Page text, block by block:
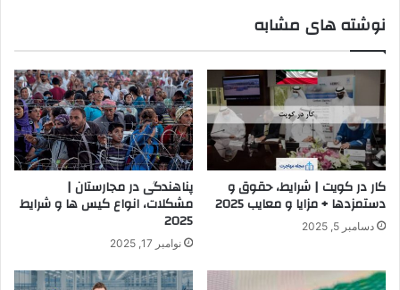
نوشته های مشابه
کار در کویت | شرایط، حقوق و
دستمزدها + مزایا و معایب 2025
دسامبر 5, 2025
پناهندگی در مجارستان |
مشکلات، انواع کیس ها و شرایط
2025
نوامبر 17, 2025